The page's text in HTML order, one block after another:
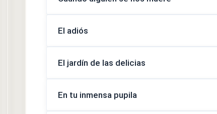
El adiós
El jardín de las delicias
En tu inmensa pupila